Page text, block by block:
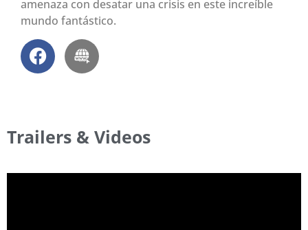
amenaza con desatar una crisis en este increíble
mundo fantástico.
Trailers & Videos